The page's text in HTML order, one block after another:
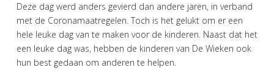
Deze dag werd anders gevierd dan andere jaren, in verband
met de Coronamaatregelen. Toch is het gelukt om er een
hele leuke dag van te maken voor de kinderen. Naast dat het
een leuke dag was, hebben de kinderen van De Wieken ook
hun best gedaan om anderen te helpen.